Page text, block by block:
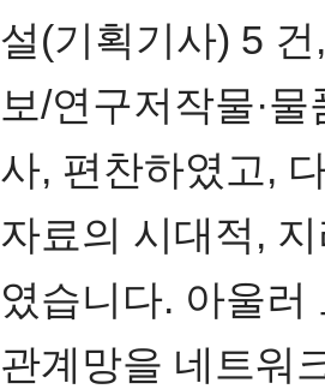
설(기획기사) 5
보/연구저작물·
사, 편찬하였고,
자료의 시대적,
였습니다. 아울러
관계망을 네트워